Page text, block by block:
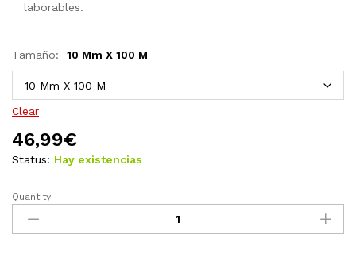
laborables.
Tamaño: 10 Mm X 100 M
Clear
46,99€
Status: Hay existencias
Cuerda
100%
yute
Quantity: